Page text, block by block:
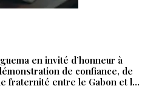
en invité d’honneur à
de confiance, de
fraternité entre le Gabon et la